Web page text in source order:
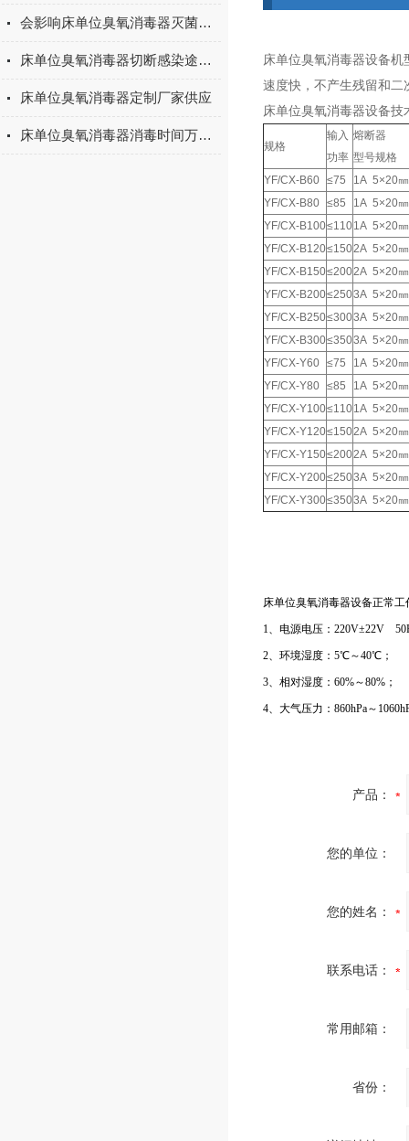
会影响床单位臭氧消毒器灭菌效果的三大因素介绍
床单位臭氧消毒器切断感染途径的必要消毒手段
床单位臭氧消毒器定制厂家供应
床单位臭氧消毒器消毒时间万年历的设置
床单位臭氧消毒器设备
速度快，不产生残留和二
床单位臭氧消毒器设备技
规格
输入
功率
熔断器
型号规格
YF/CX-B60 ≤75
1A 5×20㎜
YF/CX-B80 ≤85
1A 5×20㎜
YF/CX-B100≤1101A 5×20㎜
YF/CX-B120≤1502A 5×20㎜
YF/CX-B150≤2002A 5×20㎜
YF/CX-B200≤2503A 5×20㎜
YF/CX-B250≤3003A 5×20㎜
YF/CX-B300≤3503A 5×20㎜
YF/CX-Y60 ≤75
1A 5×20㎜
YF/CX-Y80 ≤85
1A 5×20㎜
YF/CX-Y100≤1101A 5×20㎜
YF/CX-Y120≤1502A 5×20㎜
YF/CX-Y150≤2002A 5×20㎜
YF/CX-Y200≤2503A 5×20㎜
YF/CX-Y300≤3503A 5×20㎜
床单位臭氧消毒器设备正常工
1、电源电压：220V±22V
2、环境湿度：5℃～40℃；
3、相对湿度：60%～80%；
4、大气压力：860hPa～
产品：
您的单位：
您的姓名：
联系电话：
常用邮箱：
省份：